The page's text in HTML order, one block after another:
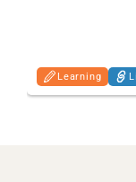
Learning